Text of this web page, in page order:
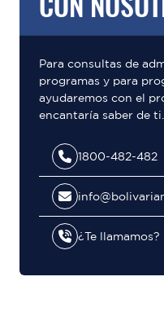
Para consultas de
programas y para
ayudaremos con el
encantaría saber de ti.
1800-482-482
¿Te llamamos?